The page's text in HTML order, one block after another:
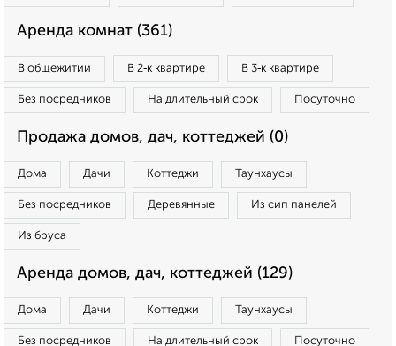
Аренда комнат (361)
В общежитии В 2‑к квартире В 3‑к квартире
Без посредников На длительный срок Посуточно
Продажа домов, дач, коттеджей (0)
Дома Дачи Коттеджи Таунхаусы
Без посредников Деревянные Из сип панелей
Из бруса
Аренда домов, дач, коттеджей (129)
Дома Дачи Коттеджи Таунхаусы
Без посредников На длительный срок Посуточно